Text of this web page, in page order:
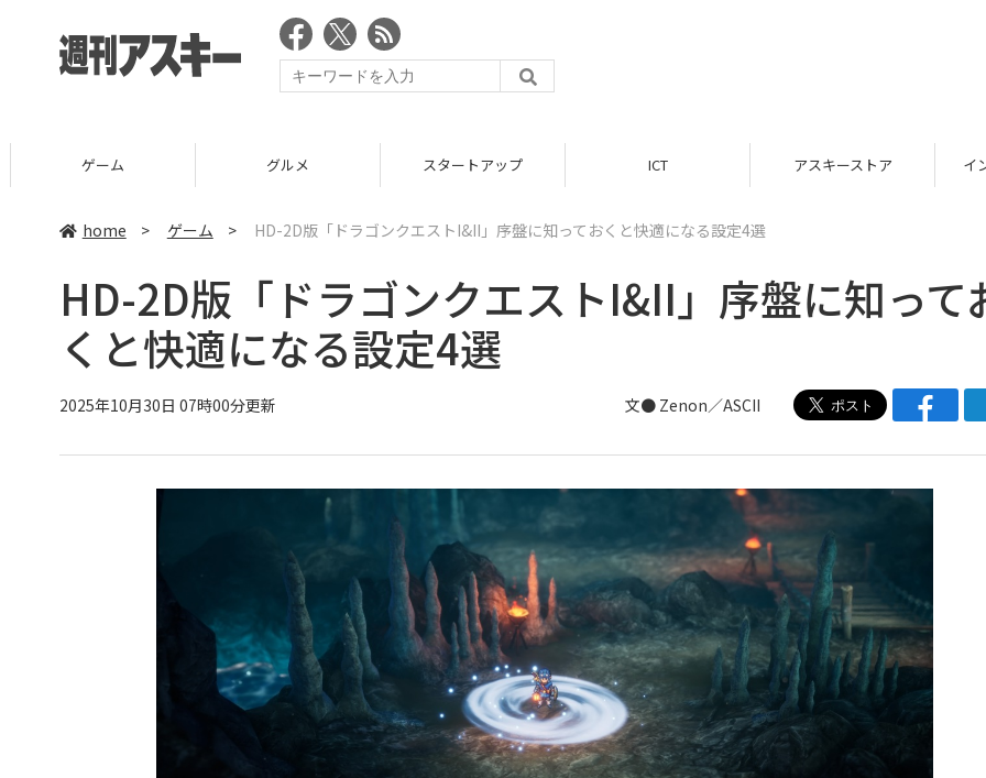
ゲーム グルメ スタートアップ ICT アスキーストア イ
home > ゲーム > HD-2D版「ドラゴンクエストI&II」序盤に知っておくと快適になる設定4選
HD-2D版「ドラゴンクエストI&II」序盤に知って
くと快適になる設定4選
2025年10月30日 07時00分更新 文● Zenon／ASCII